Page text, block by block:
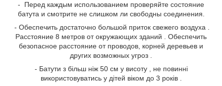
- Перед каждым использованием проверяйте состояние
батута и смотрите не слишком ли свободны соединения.
- Обеспечить достаточно большой приток свежего воздуха .
Расстояние 8 метров от окружающих зданий . Обеспечить
безопасное расстояние от проводов, корней деревьев и
других возможных угроз .
- Батути з більш ніж 50 см у висоту , не повинні
використовуватись у дітей віком до 3 років .